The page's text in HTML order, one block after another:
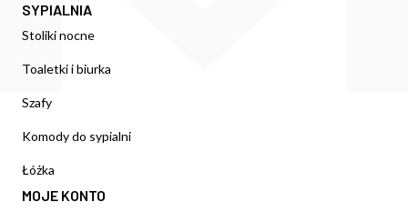
SYPIALNIA
Stoliki nocne
Toaletki i biurka
Szafy
Komody do sypialni
Łóżka
MOJE KONTO